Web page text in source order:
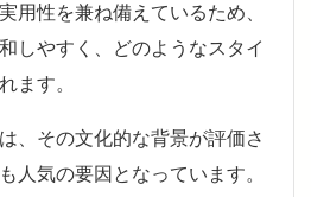
用性を兼ね備えているため、
しやすく、どのようなスタイ
ます。
、その文化的な背景が評価さ
人気の要因となっています。